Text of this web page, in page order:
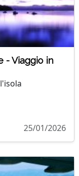
- Viaggio in
25/01/2026